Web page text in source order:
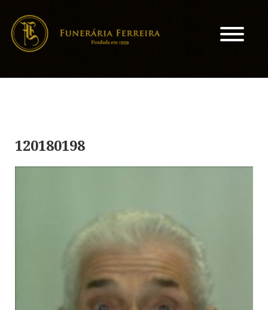
120180198